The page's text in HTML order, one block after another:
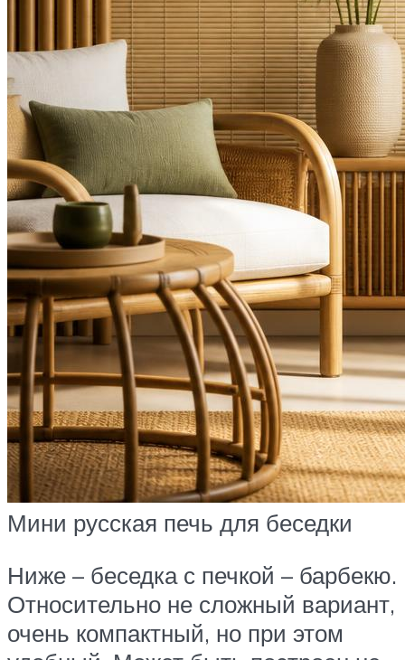
Мини русская печь для беседки
Ниже – беседка с печкой – барбекю.
Относительно не сложный вариант,
очень компактный, но при этом